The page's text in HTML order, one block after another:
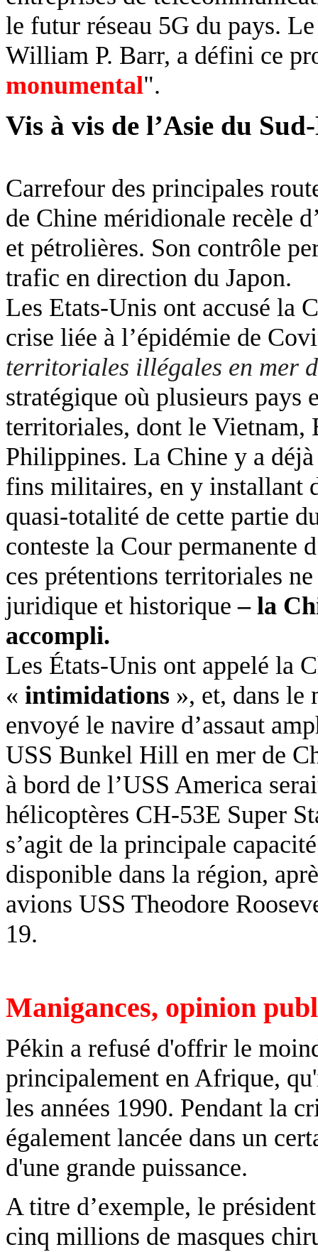
le futur réseau 5G du pays.
William P. Barr, a défini ce
monumental".
Vis à vis de l’Asie du
Carrefour des principales
de Chine méridionale recèle
et pétrolières. Son contrôle
trafic en direction du Japon.
Les Etats-Unis ont accusé la
crise liée à l’épidémie de
territoriales illégales en mer
stratégique où plusieurs pays
territoriales, dont le Vietnam,
Philippines. La Chine y a
fins militaires, en y installant
quasi-totalité de cette partie
conteste la Cour permanente
ces prétentions territoriales
juridique et historique– la
accompli.
Les États-Unis ont appelé la
« intimidations », et, dans le
envoyé le navire d’assaut
USS Bunkel Hill en mer de
à bord de l’USS America
hélicoptères CH-53E Super
s’agit de la principale
disponible dans la région,
avions USS Theodore
19.
Manigances, opinion
Pékin a refusé d'offrir le
principalement en Afrique,
les années 1990. Pendant la
également lancée dans un
d'une grande puissance.
A titre d’exemple, le
cinq millions de masques